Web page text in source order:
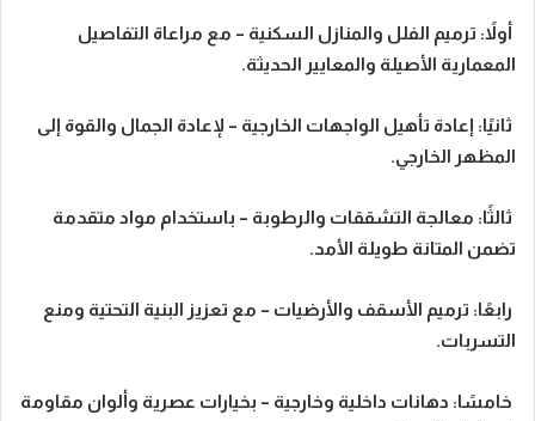
أولاً: ترميم الفلل والمنازل السكنية – مع مراعاة التفاصيل
المعمارية الأصيلة والمعايير الحديثة.
ثانيًا: إعادة تأهيل الواجهات الخارجية – لإعادة الجمال والقوة إلى
المظهر الخارجي.
ثالثًا: معالجة التشققات والرطوبة – باستخدام مواد متقدمة
تضمن المتانة طويلة الأمد.
رابعًا: ترميم الأسقف والأرضيات – مع تعزيز البنية التحتية ومنع
التسربات.
خامسًا: دهانات داخلية وخارجية – بخيارات عصرية وألوان مقاومة